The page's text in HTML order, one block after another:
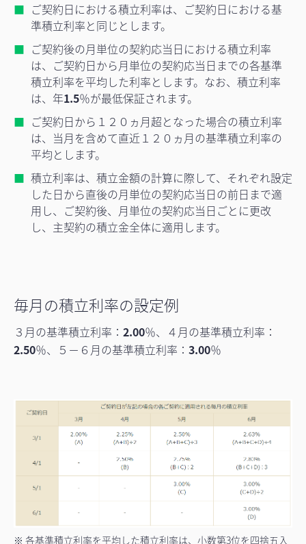
ご契約日における積立利率は、ご契約日における基
準積立利率と同じとします。
ご契約後の月単位の契約応当日における積立利率
は、ご契約日から月単位の契約応当日までの各基準
積立利率を平均した利率とします。なお、積立利率
は、年1.5％が最低保証されます。
ご契約日から１２０ヵ月超となった場合の積立利率
は、当月を含めて直近１２０ヵ月の基準積立利率の
平均とします。
積立利率は、積立金額の計算に際して、それぞれ設定
した日から直後の月単位の契約応当日の前日まで適
用し、ご契約後、月単位の契約応当日ごとに更改
し、主契約の積立金全体に適用します。
毎月の積立利率の設定例
３月の基準積立利率： 2.00％、４月の基準積立利率：
2.50％、５－６月の基準積立利率： 3.00％
※ 各基準積立利率を平均した積立利率は、小数第3位を四捨五入